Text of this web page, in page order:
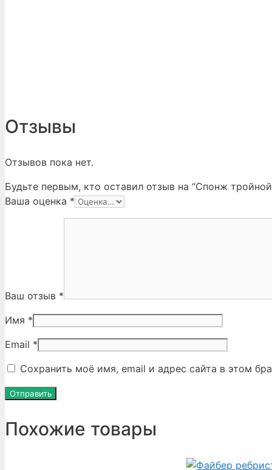
Отзывы
Отзывов пока нет.
Будьте первым, кто оставил отзыв на “Спонж
Ваша оценка *
Ваш отзыв *
Имя *
Email *
Сохранить моё имя, email и адрес сайта в этом
Похожие товары